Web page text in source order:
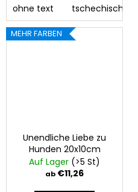
090 Silber 091 Gold
ohne text tschechisch
MEHR FARBEN
Unendliche Liebe zu
Hunden 20x10cm
Auf Lager (>5 St)
ab €11,26